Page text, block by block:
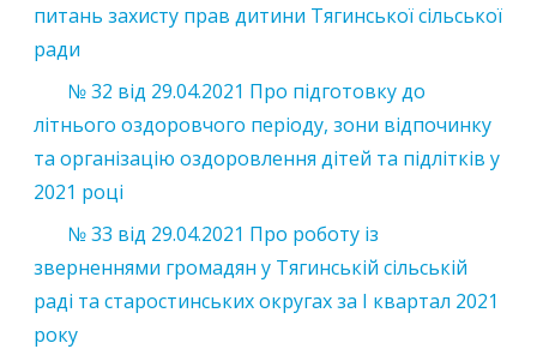
питань захисту прав дитини Тягинської сільської
ради
№ 32 від 29.04.2021 Про підготовку до
літнього оздоровчого періоду, зони відпочинку
та організацію оздоровлення дітей та підлітків у
2021 році
№ 33 від 29.04.2021 Про роботу із
зверненнями громадян у Тягинській сільській
раді та старостинських округах за І квартал 2021
року